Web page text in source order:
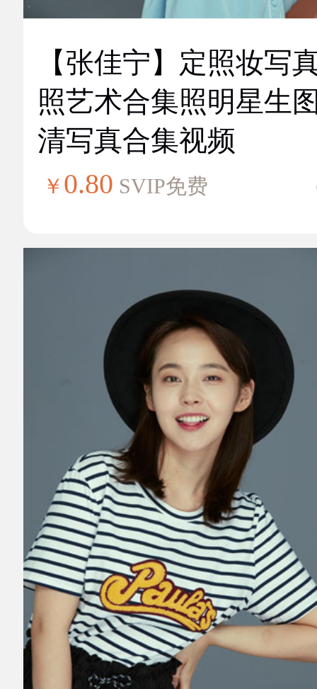
【张佳宁】定照妆写
照艺术合集照明星生
清写真合集视频
￥ 0.80 SVIP免费